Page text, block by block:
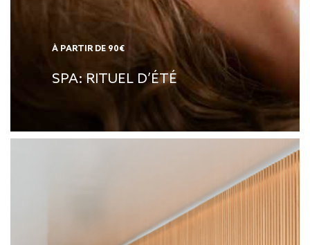
À PARTIR DE 90€
SPA: RITUEL D’ÉTÉ